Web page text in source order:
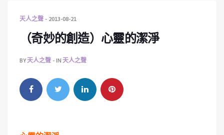
天人之聲 2013-08-21
（奇妙的創造）心靈的潔淨
BY天人之聲 IN 天人之聲